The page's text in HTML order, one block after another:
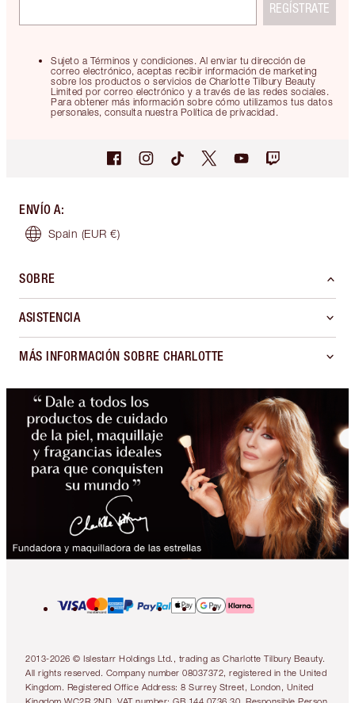
Sujeto a Términos y condiciones. Al enviar tu dirección de
correo electrónico, aceptas recibir información de marketing
sobre los productos o servicios de Charlotte Tilbury Beauty
Limited por correo electrónico y a través de las redes sociales.
Para obtener más información sobre cómo utilizamos tus datos
personales, consulta nuestra Política de privacidad.
REGÍSTRATE
ENVÍO A:
Spain (EUR €)
SOBRE
ASISTENCIA
MÁS INFORMACIÓN SOBRE CHARLOTTE
2013-2026 © Islestarr Holdings Ltd., trading as Charlotte Tilbury Beauty.
All rights reserved. Company number 08037372, registered in the United
Kingdom. Registered Office Address: 8 Surrey Street, London, United